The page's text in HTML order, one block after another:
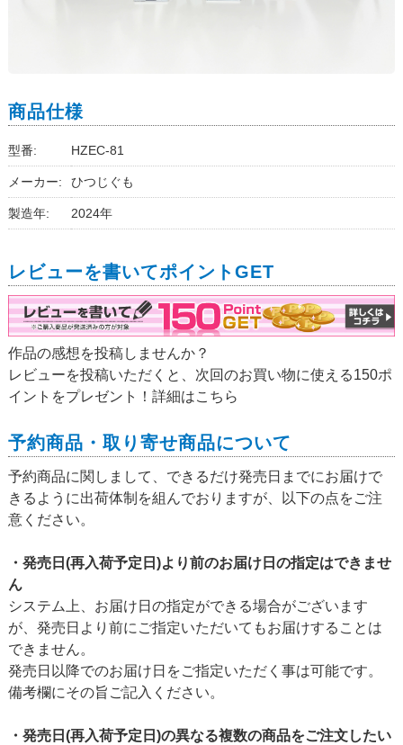
商品仕様
型番: HZEC-81
メーカー: ひつじぐも
製造年: 2024年
レビューを書いてポイントGET
作品の感想を投稿しませんか？
レビューを投稿いただくと、次回のお買い物に使える150ポ
イントをプレゼント！詳細はこちら
予約商品・取り寄せ商品について
予約商品に関しまして、できるだけ発売日までにお届けで
きるように出荷体制を組んでおりますが、以下の点をご注
意ください。
・発売日(再入荷予定日)より前のお届け日の指定はできませ
ん
システム上、お届け日の指定ができる場合がございます
が、発売日より前にご指定いただいてもお届けすることは
できません。
発売日以降でのお届け日をご指定いただく事は可能です。
備考欄にその旨ご記入ください。
・発売日(再入荷予定日)の異なる複数の商品をご注文したい